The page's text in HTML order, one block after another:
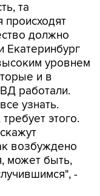
та
происходят
должно
Екатеринбург
уровнем
и в
работали.
узнать.
этого.
возбуждено
может быть,
-